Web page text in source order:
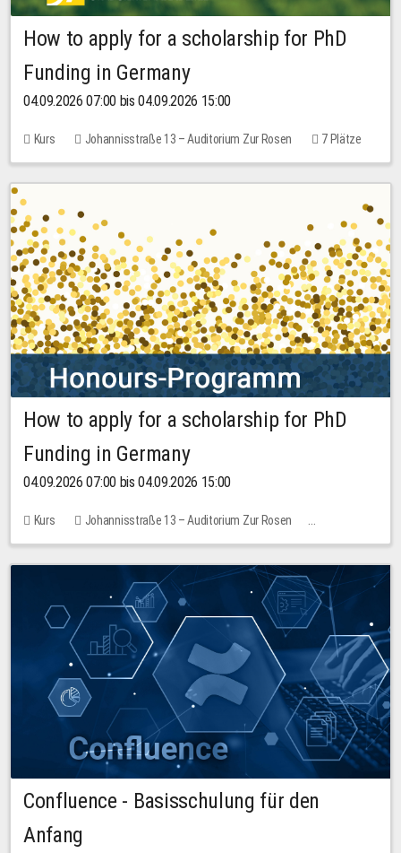
How to apply for a scholarship for PhD
Funding in Germany
04.09.2026 07:00 bis 04.09.2026 15:00
Kurs Johannisstraße 13 – Auditorium Zur Rosen
7 Plätze
10,00 EUR
How to apply for a scholarship for PhD
Funding in Germany
04.09.2026 07:00 bis 04.09.2026 15:00
Kurs
Johannisstraße 13 – Auditorium Zur Rosen
Keine freien Plätze
Confluence - Basisschulung für den
Anfang